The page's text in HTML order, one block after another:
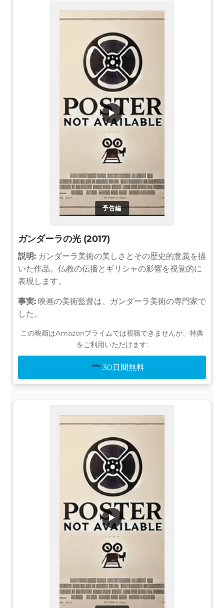
予告編
▶
ガンダーラの光 (2017)
説明: ガンダーラ美術の美しさとその歴史的意義を描
いた作品。仏教の伝播とギリシャの影響を視覚的に
表現します。
事実: 映画の美術監督は、ガンダーラ美術の専門家で
した。
この映画はAmazonプライムでは視聴できませんが、特典
をご利用いただけます:
30日間無料
▶